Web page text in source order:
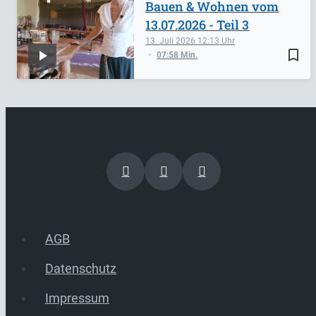
bookmark_border
13. Juli 2026 12:13
07:58 Min.
Bauen & Wohnen vom
13.07.2026 - Teil 3
AGB
Datenschutz
Impressum